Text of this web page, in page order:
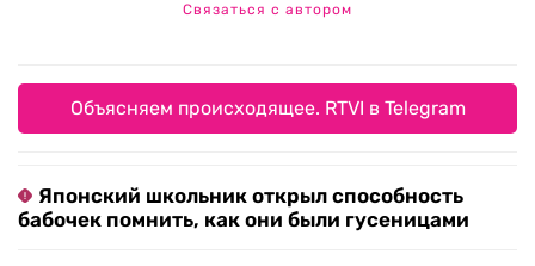
Связаться с автором
Объясняем происходящее. RTVI в Telegram
Японский школьник открыл способность
бабочек помнить, как они были гусеницами